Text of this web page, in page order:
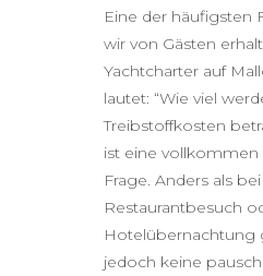
Eine der häufigsten
wir von Gästen
Yachtcharter auf
lautet: “Wie viel
Treibstoffkosten
ist eine
Frage. Anders als
Restaurantbesuch
Hotelübernachtung
jedoch keine